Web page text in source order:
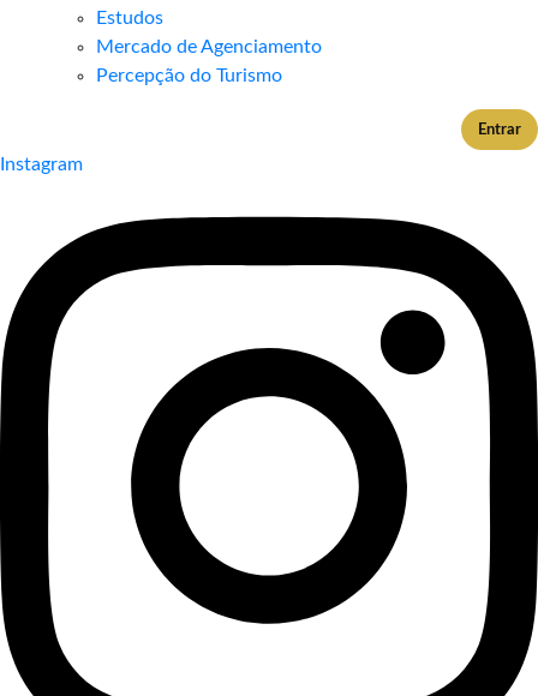
Estudos
Mercado de Agenciamento
Percepção do Turismo
Entrar
Instagram